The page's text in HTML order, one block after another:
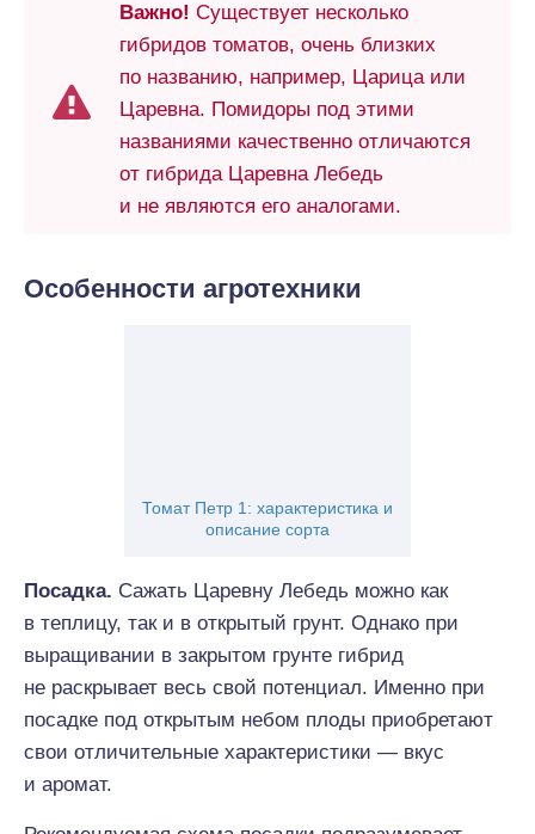
Важно! Существует несколько
гибридов томатов, очень близких
по названию, например, Царица или
Царевна. Помидоры под этими
названиями качественно отличаются
от гибрида Царевна Лебедь
и не являются его аналогами.
Особенности агротехники
Томат Петр 1: характеристика и
описание сорта
Посадка. Сажать Царевну Лебедь можно как
в теплицу, так и в открытый грунт. Однако при
выращивании в закрытом грунте гибрид
не раскрывает весь свой потенциал. Именно при
посадке под открытым небом плоды приобретают
свои отличительные характеристики — вкус
и аромат.